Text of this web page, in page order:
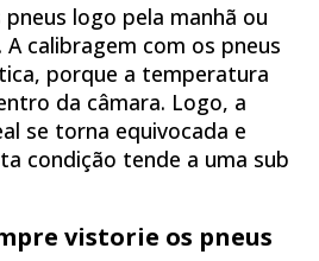
logo pela manhã ou
calibragem com os pneus
porque a temperatura
da câmara. Logo, a
se torna equivocada e
condição tende a uma sub
vistorie os pneus